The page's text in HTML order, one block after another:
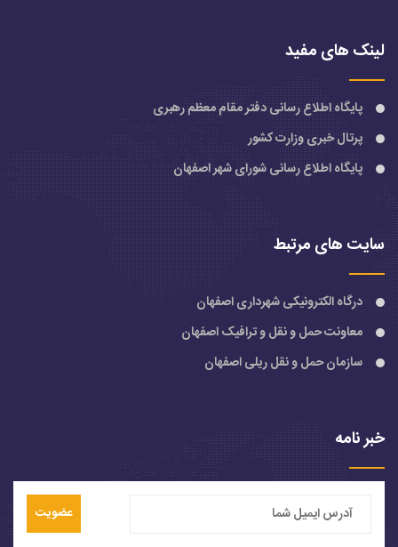
لینک های مفید
پایگاه اطلاع رسانی دفتر مقام معظم رهبری
پرتال خبری وزارت کشور
پایگاه اطلاع رسانی شورای شهر اصفهان
سایت های مرتبط
درگاه الکترونیکی شهرداری اصفهان
معاونت حمل و نقل و ترافیک اصفهان
سازمان حمل و نقل ریلی اصفهان
خبر نامه
عضویت